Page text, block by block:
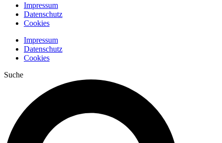
Impressum
Datenschutz
Cookies
Impressum
Datenschutz
Cookies
Suche